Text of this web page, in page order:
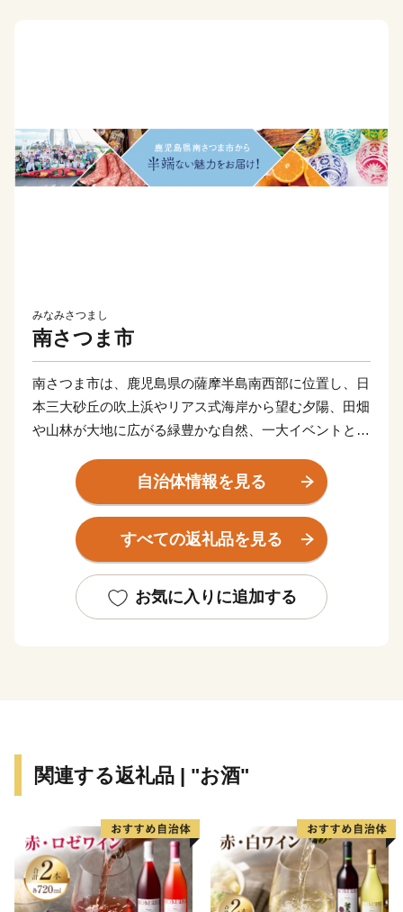
みなみさつまし
南さつま市
南さつま市は、鹿児島県の薩摩半島南西部に位置し、日
本三大砂丘の吹上浜やリアス式海岸から望む夕陽、田畑
や山林が大地に広がる緑豊かな自然、一大イベントとし
地域の様々な郷土芸能や伝統行事、海と大地の恵みの多
種多様な農・畜・水産物や加工品、焼酎・電子部品等の
地場産業など、多くの資源に恵まれています。
ふるさと納税を通して、南さつま市の魅力ある特産品を
てほしい！との思いで取り組んでおります。
自治体情報を見る
すべての返礼品を見る
お気に入りに追加する
関連する返礼品 | "お酒"